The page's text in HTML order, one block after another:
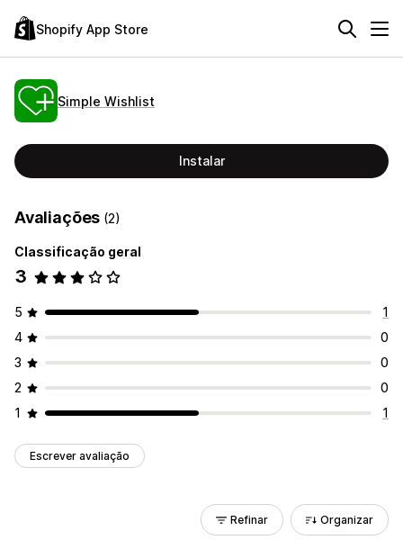
Shopify App Store
Simple Wishlist
Instalar
Avaliações (2)
Classificação geral
3
5
1
4
0
3
0
2
0
1
1
Escrever avaliação
Refinar Organizar